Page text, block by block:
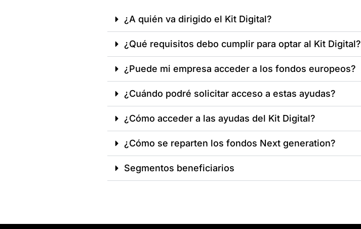
¿A quién va dirigido el Kit Digital?
¿Qué requisitos debo cumplir para optar al Kit Digital?
¿Puede mi empresa acceder a los fondos europeos?
¿Cuándo podré solicitar acceso a estas ayudas?
¿Cómo acceder a las ayudas del Kit Digital?
¿Cómo se reparten los fondos Next generation?
Segmentos beneficiarios